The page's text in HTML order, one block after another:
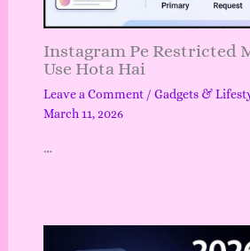
Instagram Pe Restricted
Use Hota Hai
Leave a Comment / Gadgets &
March 11, 2026
…